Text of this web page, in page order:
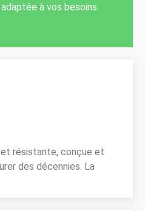
à vos besoins.
résistante, conçue et
des décennies. La